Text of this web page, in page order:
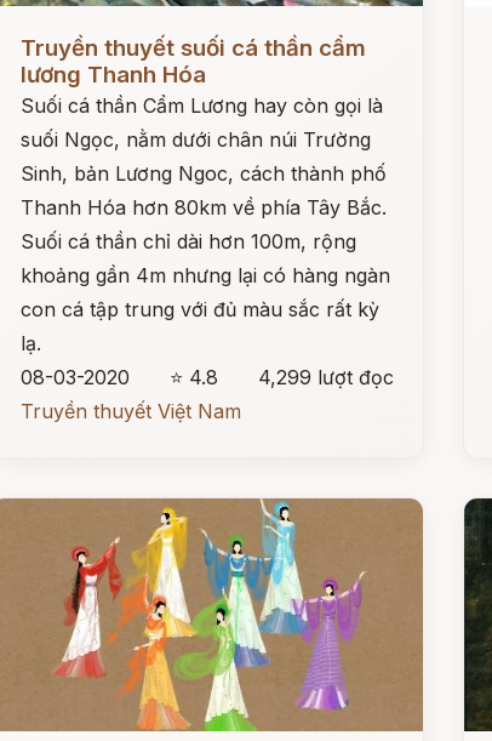
Đọc ngay
Truyền thuyết suối cá thần cẩm
lương Thanh Hóa
Suối cá thần Cẩm Lương hay còn gọi là
suối Ngọc, nằm dưới chân núi Trường
Sinh, bản Lương Ngoc, cách thành phố
Thanh Hóa hơn 80km về phía Tây Bắc.
Suối cá thần chỉ dài hơn 100m, rộng
khoảng gần 4m nhưng lại có hàng ngàn
con cá tập trung với đủ màu sắc rất kỳ
lạ.
08-03-2020
⭐ 4.8
4,299 lượt đọc
Truyền thuyết Việt Nam